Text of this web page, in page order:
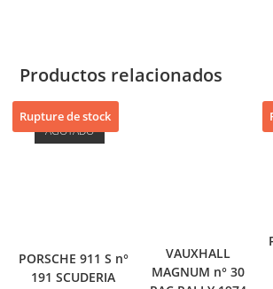
Productos relacionados
Rupture de stock
AGOTADO
PORSCHE 911 S n°
191 SCUDERIA
VAUXHALL
MAGNUM n° 30